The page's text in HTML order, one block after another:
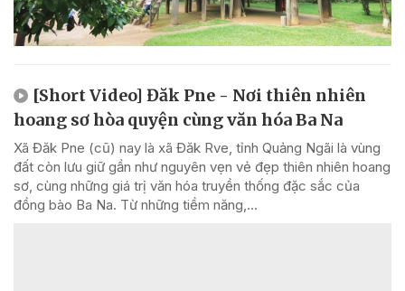
[Short Video] Đăk Pne - Nơi thiên nhiên
hoang sơ hòa quyện cùng văn hóa Ba Na
Xã Đăk Pne (cũ) nay là xã Đăk Rve, tỉnh Quảng Ngãi là vùng
đất còn lưu giữ gần như nguyên vẹn vẻ đẹp thiên nhiên hoang
sơ, cùng những giá trị văn hóa truyền thống đặc sắc của
đồng bào Ba Na. Từ những tiềm năng,...